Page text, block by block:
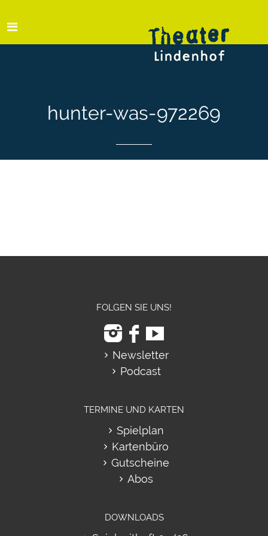
hunter-was-972269
FOLGEN SIE UNS!
Newsletter
Podcast
TERMINE UND KARTEN
Spielplan
Kartenbüro
Gutscheine
Abos
DOWNLOADS